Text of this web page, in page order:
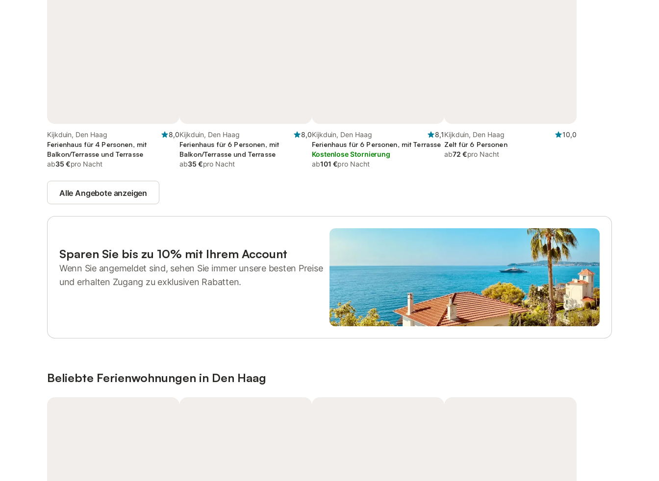
Kijkduin, Den Haag
8,0
Ferienhaus für 4 Personen, mit
Balkon/Terrasse und Terrasse
ab35 €pro Nacht
Kijkduin, Den Haag
8,0
Ferienhaus für 6 Personen, mit
Balkon/Terrasse und Terrasse
ab35 €pro Nacht
Kijkduin, Den Haag
8,1
Ferienhaus für 6 Personen, mit Terrasse
Kostenlose Stornierung
ab101 €pro Nacht
Kijkduin, Den Haag
10,0
Zelt für 6 Personen
ab72 €pro Nacht
Alle Angebote anzeigen
Sparen Sie bis zu 10% mit Ihrem Account
Wenn Sie angemeldet sind, sehen Sie immer unsere besten Preise
und erhalten Zugang zu exklusiven Rabatten.
Beliebte Ferienwohnungen in Den Haag